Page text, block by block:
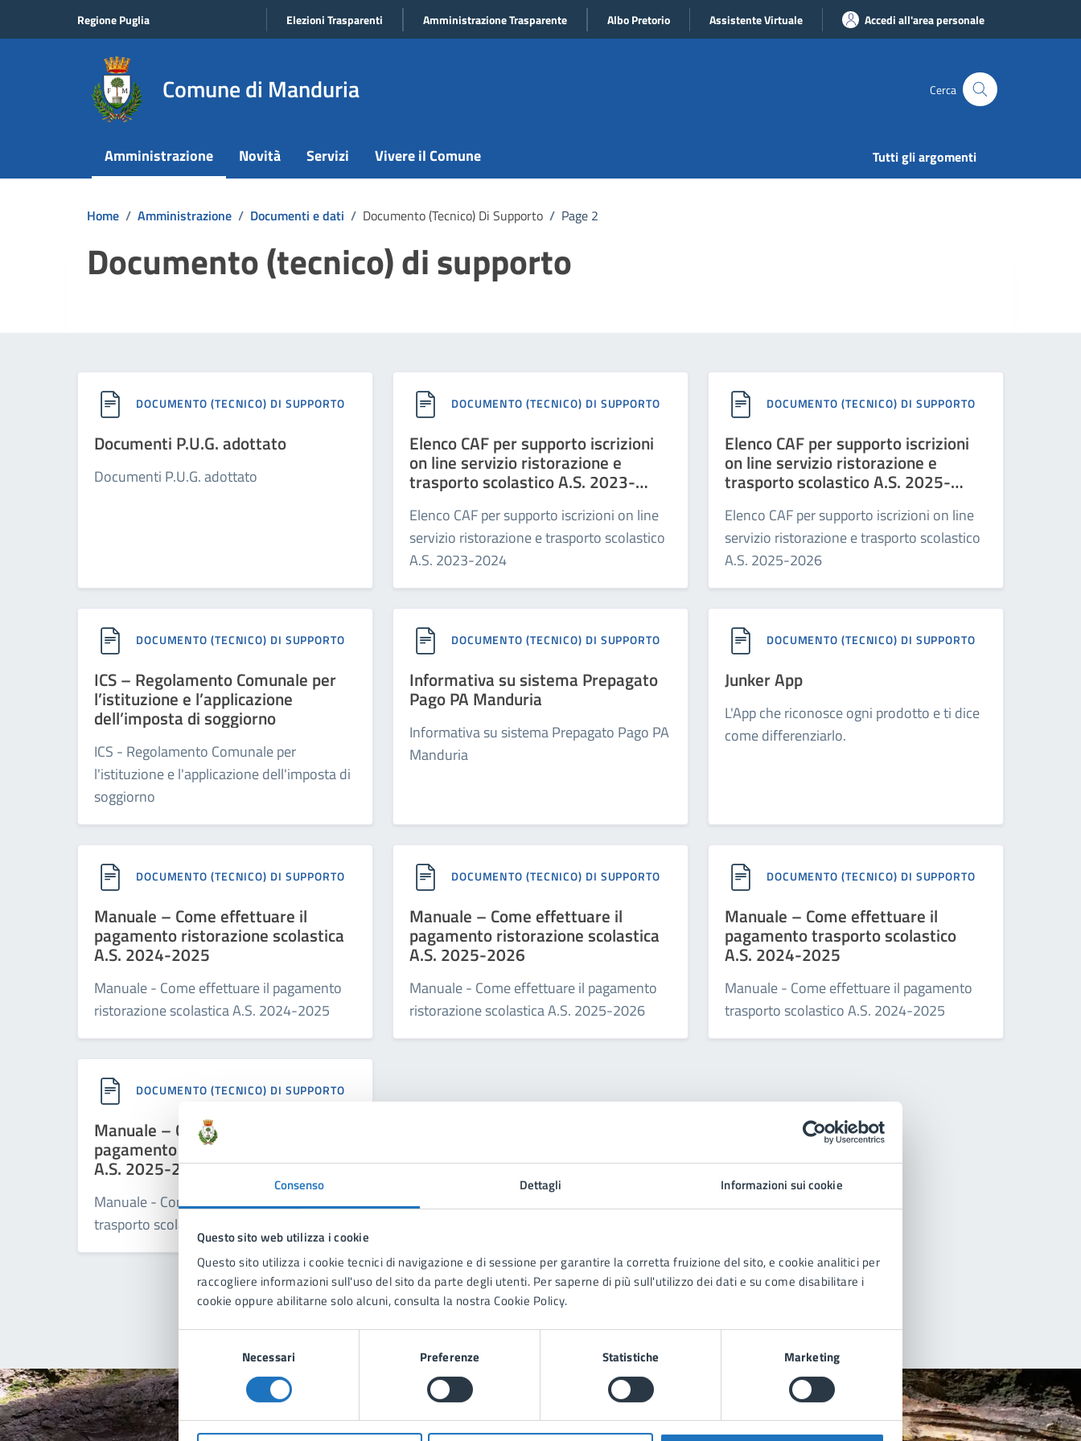
Consenso Dettagli Informazioni sui cookie
Questo sito web utilizza i cookie
Questo sito utilizza i cookie tecnici di navigazione e di sessione per garantire la corretta fruizione del sito, e cookie analitici per
raccogliere informazioni sull'uso del sito da parte degli utenti. Per saperne di più sull'utilizzo dei dati e su come disabilitare i
cookie oppure abilitarne solo alcuni, consulta la nostra Cookie Policy.
consenso
Necessari Preferenze Statistiche Marketing
Regione Puglia Elezioni Trasparenti Amministrazione Trasparente Albo Pretorio Assistente Virtuale Accedi all'area personale
Comune di Manduria Cerca
Amministrazione Novità Servizi Vivere il Comune Tutti gli argomenti
Home / Amministrazione / Documenti e dati / Documento (tecnico) Di Supporto / Page 2
Documento (tecnico) di supporto
DOCUMENTO (TECNICO) DI SUPPORTO
Documenti P.U.G. adottato
Documenti P.U.G. adottato
DOCUMENTO (TECNICO) DI SUPPORTO
Elenco CAF per supporto iscrizioni
on line servizio ristorazione e
trasporto scolastico A.S. 2023-
Elenco CAF per supporto iscrizioni on line
servizio ristorazione e trasporto scolastico
A.S. 2023-2024
DOCUMENTO (TECNICO) DI SUPPORTO
Elenco CAF per supporto iscrizioni
on line servizio ristorazione e
trasporto scolastico A.S. 2025-
Elenco CAF per supporto iscrizioni on line
servizio ristorazione e trasporto scolastico
A.S. 2025-2026
DOCUMENTO (TECNICO) DI SUPPORTO
ICS – Regolamento Comunale per
l’istituzione e l’applicazione
dell’imposta di soggiorno
ICS - Regolamento Comunale per
l'istituzione e l'applicazione dell'imposta di
soggiorno
DOCUMENTO (TECNICO) DI SUPPORTO
Informativa su sistema Prepagato
Pago PA Manduria
Informativa su sistema Prepagato Pago PA
Manduria
DOCUMENTO (TECNICO) DI SUPPORTO
Junker App
L'App che riconosce ogni prodotto e ti dice
come differenziarlo.
DOCUMENTO (TECNICO) DI SUPPORTO
Manuale – Come effettuare il
pagamento ristorazione scolastica
A.S. 2024-2025
Manuale - Come effettuare il pagamento
ristorazione scolastica A.S. 2024-2025
DOCUMENTO (TECNICO) DI SUPPORTO
Manuale – Come effettuare il
pagamento ristorazione scolastica
A.S. 2025-2026
Manuale - Come effettuare il pagamento
ristorazione scolastica A.S. 2025-2026
DOCUMENTO (TECNICO) DI SUPPORTO
Manuale – Come effettuare il
pagamento trasporto scolastico
A.S. 2024-2025
Manuale - Come effettuare il pagamento
trasporto scolastico A.S. 2024-2025
DOCUMENTO (TECNICO) DI SUPPORTO
Manuale – Come effettuare il
pagamento trasporto scolastico
A.S. 2025-2026
Manuale - Come effettuare il pagamento
trasporto scolastico A.S. 2025-2026
« 1 2 3 4 »